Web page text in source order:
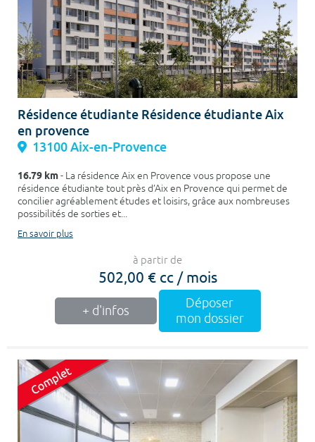
Résidence étudiante Résidence étudiante Aix
en provence
13100 Aix-en-Provence
16.79 km- La résidence Aix en Provence vous propose une
résidence étudiante tout près d’Aix en Provence qui permet de
concilier agréablement études et loisirs, grâce aux nombreuses
possibilités de sorties et...
En savoir plus
à partir de
502,00 € cc / mois
+ d'infos
Déposer
mon dossier